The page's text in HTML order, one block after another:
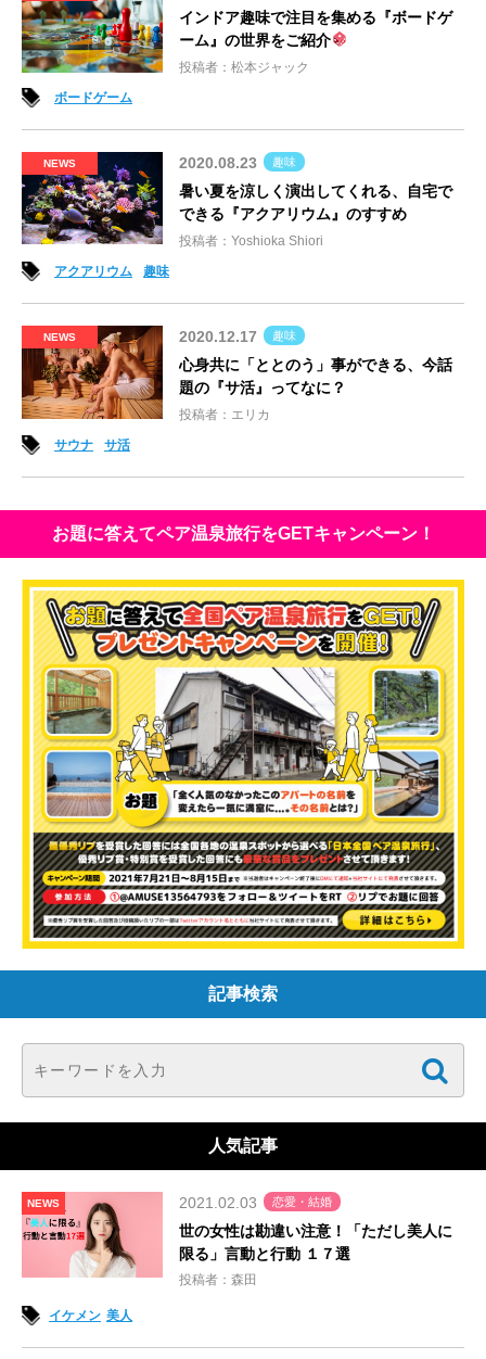
インドア趣味で注目を集める『ボードゲ
ーム』の世界をご紹介
投稿者：松本ジャック
ボードゲーム
NEWS 2020.08.23 趣味
暑い夏を涼しく演出してくれる、自宅で
できる『アクアリウム』のすすめ
投稿者：Yoshioka Shiori
アクアリウム
趣味
NEWS 2020.12.17 趣味
心身共に「ととのう」事ができる、今話
題の『サ活』ってなに？
投稿者：エリカ
サウナ
サ活
お題に答えてペア温泉旅行をGETキャンペーン！
記事検索
人気記事
NEWS 2021.02.03 恋愛・結婚
世の女性は勘違い注意！「ただし美人に
限る」言動と行動 １７選
投稿者：森田
イケメン 美人